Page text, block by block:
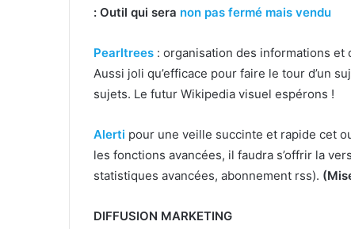
: Outil qui sera non pas fermé mais vendu
Pearltrees : organisation des informations
Aussi joli qu’efficace pour faire le tour d’un
sujets. Le futur Wikipedia visuel espérons !
Alerti pour une veille succinte et rapide cet
les fonctions avancées, il faudra s’offrir la
statistiques avancées, abonnement rss).
DIFFUSION MARKETING